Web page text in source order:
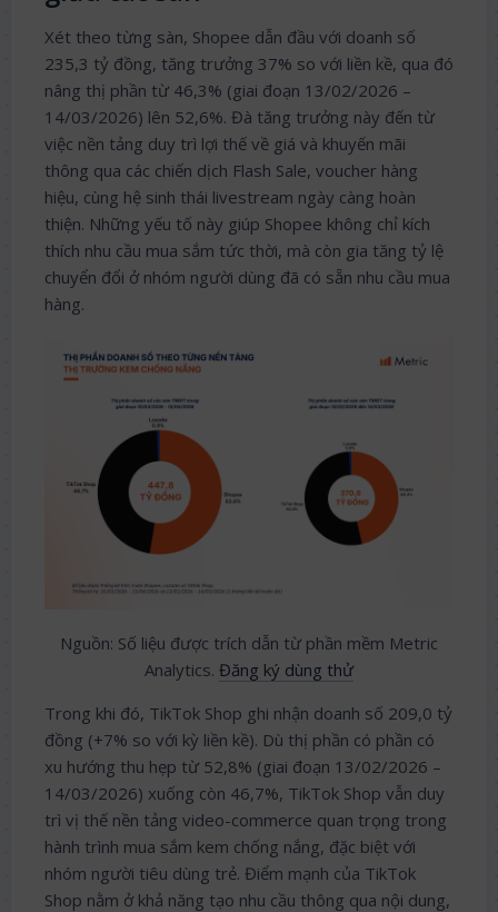
Xét theo từng sàn, Shopee dẫn đầu với doanh số
235,3 tỷ đồng, tăng trưởng 37% so với liền kề, qua đó
nâng thị phần từ 46,3% (giai đoạn 13/02/2026 –
14/03/2026) lên 52,6%. Đà tăng trưởng này đến từ
việc nền tảng duy trì lợi thế về giá và khuyến mãi
thông qua các chiến dịch Flash Sale, voucher hàng
hiệu, cùng hệ sinh thái livestream ngày càng hoàn
thiện. Những yếu tố này giúp Shopee không chỉ kích
thích nhu cầu mua sắm tức thời, mà còn gia tăng tỷ lệ
chuyển đổi ở nhóm người dùng đã có sẵn nhu cầu mua
hàng.
Nguồn: Số liệu được trích dẫn từ phần mềm Metric
Analytics. Đăng ký dùng thử
Trong khi đó, TikTok Shop ghi nhận doanh số 209,0 tỷ
đồng (+7% so với kỳ liền kề). Dù thị phần có phần có
xu hướng thu hẹp từ 52,8% (giai đoạn 13/02/2026 –
14/03/2026) xuống còn 46,7%, TikTok Shop vẫn duy
trì vị thế nền tảng video-commerce quan trọng trong
hành trình mua sắm kem chống nắng, đặc biệt với
nhóm người tiêu dùng trẻ. Điểm mạnh của TikTok
Shop nằm ở khả năng tạo nhu cầu thông qua nội dung,